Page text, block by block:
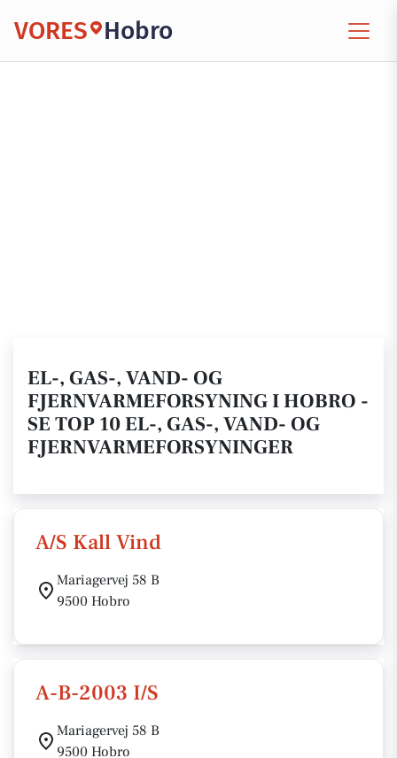
VORES Hobro
EL-, GAS-, VAND- OG
FJERNVARMEFORSYNING I HOBRO -
SE TOP 10 EL-, GAS-, VAND- OG
FJERNVARMEFORSYNINGER
A/S Kall Vind
Mariagervej 58 B
9500 Hobro
A-B-2003 I/S
Mariagervej 58 B
9500 Hobro